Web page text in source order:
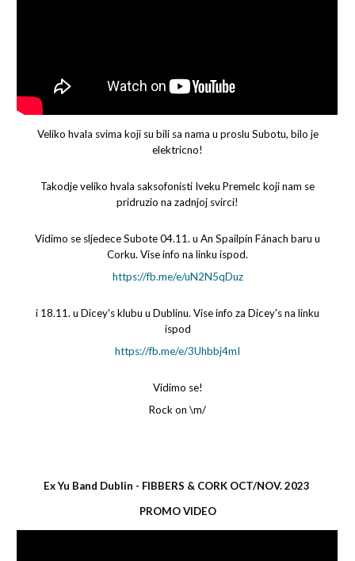
Veliko hvala svima koji su bili sa nama u proslu Subotu, bilo je
elektricno!
Takodje veliko hvala saksofonisti Iveku Premelc koji nam se
pridruzio na zadnjoj svirci!
Vidimo se sljedece Subote 04.11. u An Spailpín Fánach baru u
Corku. Vise info na linku ispod.
https://fb.me/e/uN2N5qDuz
i 18.11. u Dicey's klubu u Dublinu. Vise info za Dicey's na linku
ispod
https://fb.me/e/3Uhbbj4mI
Vidimo se!
Rock on \m/
Ex Yu Band Dublin - FIBBERS & CORK OCT/NOV. 2023
PROMO VIDEO